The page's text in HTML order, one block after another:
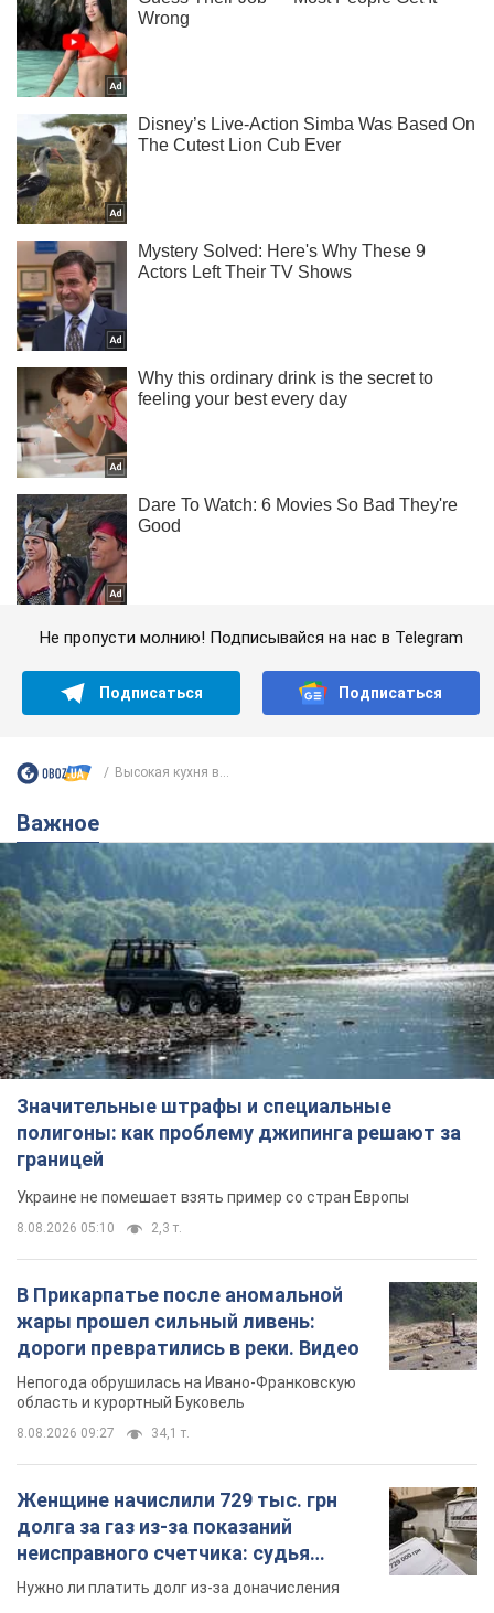
Не пропусти молнию! Подписывайся на нас в Telegram
Подписаться Подписаться
Высокая кухня в...
Важное
Значительные штрафы и специальные
полигоны: как проблему джипинга решают за
границей
Украине не помешает взять пример со стран Европы
8.08.2026 05:10 2,3 т.
В Прикарпатье после аномальной
жары прошел сильный ливень:
дороги превратились в реки. Видео
Непогода обрушилась на Ивано-Франковскую
область и курортный Буковель
8.08.2026 09:27 34,1 т.
Женщине начислили 729 тыс. грн
долга за газ из-за показаний
неисправного счетчика: судья
вынес неожиданное решение
Нужно ли платить долг из-за доначисления